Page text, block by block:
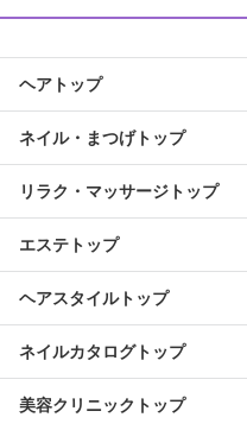
ヘアトップ
ネイル・まつげトップ
リラク・マッサージトップ
エステトップ
ヘアスタイルトップ
ネイルカタログトップ
美容クリニックトップ